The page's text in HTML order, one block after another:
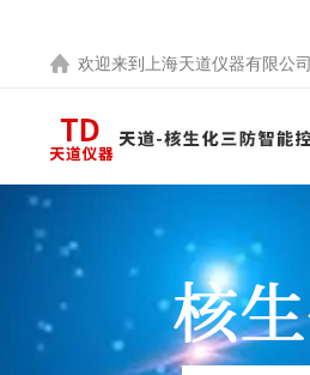
欢迎来到 上海天道仪器有限公司